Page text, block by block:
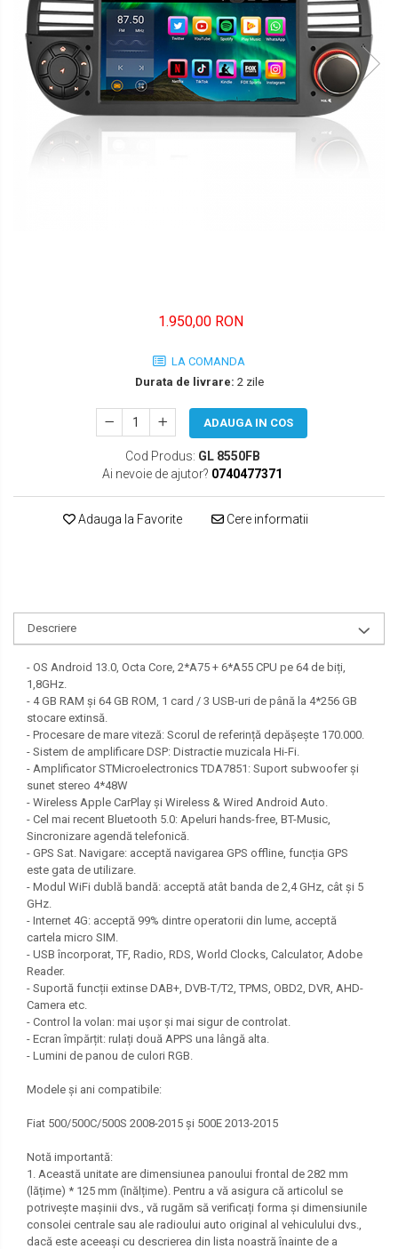
FORD
JEEP/CHRYSLER/DODGE
VW/SEAT/SKODA
1.950,00 RON
LA COMANDA
Durata de livrare: 2 zile
ADAUGA IN COS
Cod Produs: GL 8550FB
Ai nevoie de ajutor? 0740477371
Adauga la Favorite Cere informatii
Descriere
- OS Android 13.0, Octa Core, 2*A75 + 6*A55 CPU pe 64 de biți,
1,8GHz.
- 4 GB RAM și 64 GB ROM, 1 card / 3 USB-uri de până la 4*256 GB
stocare extinsă.
- Procesare de mare viteză: Scorul de referință depășește 170.000.
- Sistem de amplificare DSP: Distractie muzicala Hi-Fi.
- Amplificator STMicroelectronics TDA7851: Suport subwoofer și
sunet stereo 4*48W
- Wireless Apple CarPlay și Wireless & Wired Android Auto.
- Cel mai recent Bluetooth 5.0: Apeluri hands-free, BT-Music,
Sincronizare agendă telefonică.
- GPS Sat. Navigare: acceptă navigarea GPS offline, funcția GPS
este gata de utilizare.
- Modul WiFi dublă bandă: acceptă atât banda de 2,4 GHz, cât și 5
GHz.
- Internet 4G: acceptă 99% dintre operatorii din lume, acceptă
cartela micro SIM.
- USB încorporat, TF, Radio, RDS, World Clocks, Calculator, Adobe
Reader.
- Suportă funcții extinse DAB+, DVB-T/T2, TPMS, OBD2, DVR, AHD-
Camera etc.
- Control la volan: mai ușor și mai sigur de controlat.
- Ecran împărțit: rulați două APPS una lângă alta.
- Lumini de panou de culori RGB.
Modele și ani compatibile:
Fiat 500/500C/500S 2008-2015 și 500E 2013-2015
Notă importantă:
1. Această unitate are dimensiunea panoului frontal de 282 mm
(lățime) * 125 mm (înălțime). Pentru a vă asigura că articolul se
potrivește mașinii dvs., vă rugăm să verificați forma și dimensiunile
consolei centrale sau ale radioului auto original al vehiculului dvs.,
dacă este aceeași cu descrierea din lista noastră înainte de a